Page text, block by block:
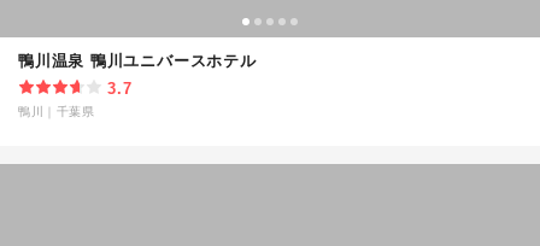
鴨川温泉 鴨川ユニバースホテル
3.7
鴨川 千葉県